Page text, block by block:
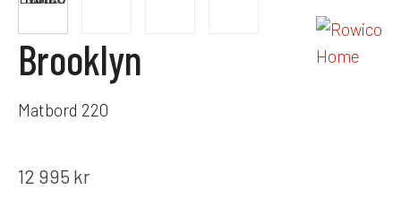
Brooklyn
Matbord 220
12 995 kr